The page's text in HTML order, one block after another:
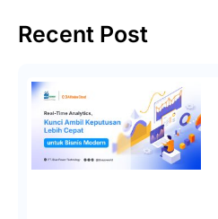
Recent Post